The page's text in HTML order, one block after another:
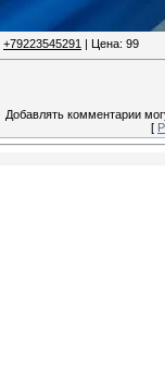
+79223545291 | Цена: 99
Добавлять комментарии
[